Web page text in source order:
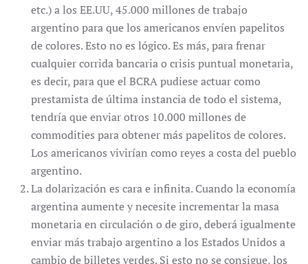
etc.) a los EE.UU, 45.000 millones de trabajo
argentino para que los americanos envíen papelitos
de colores. Esto no es lógico. Es más, para frenar
cualquier corrida bancaria o crisis puntual monetaria,
es decir, para que el BCRA pudiese actuar como
prestamista de última instancia de todo el sistema,
tendría que enviar otros 10.000 millones de
commodities para obtener más papelitos de colores.
Los americanos vivirían como reyes a costa del pueblo
argentino.
La dolarización es cara e infinita. Cuando la economía
argentina aumente y necesite incrementar la masa
monetaria en circulación o de giro, deberá igualmente
enviar más trabajo argentino a los Estados Unidos a
cambio de billetes verdes. Si esto no se consigue, los